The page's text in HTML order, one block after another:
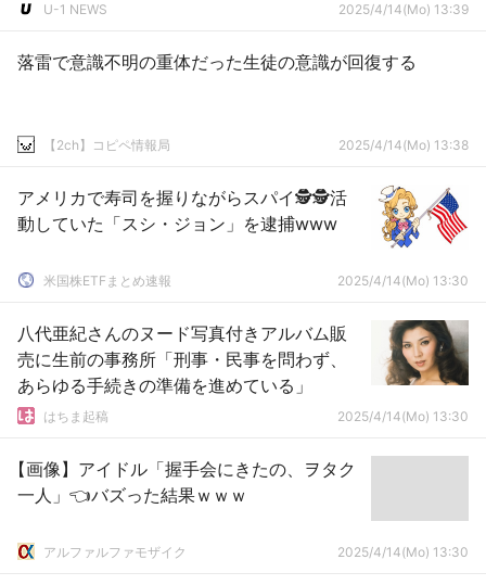
U-1 NEWS 2025/4/14(Mo) 13:39
落雷で意識不明の重体だった生徒の意識が回復する
【2ch】コピペ情報局 2025/4/14(Mo) 13:38
アメリカで寿司を握りながらスパイ🕵🕵活
動していた「スシ・ジョン」を逮捕www
米国株ETFまとめ速報 2025/4/14(Mo) 13:30
八代亜紀さんのヌード写真付きアルバム販
売に生前の事務所「刑事・民事を問わず、
あらゆる手続きの準備を進めている」
はちま起稿 2025/4/14(Mo) 13:30
【画像】アイドル「握手会にきたの、ヲタク
一人」👈バズった結果ｗｗｗ
アルファルファモザイク 2025/4/14(Mo) 13:30